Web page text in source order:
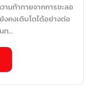
มท้าทายจากการชะลอ
คงเติบโตได้อย่างต่อ
ท...